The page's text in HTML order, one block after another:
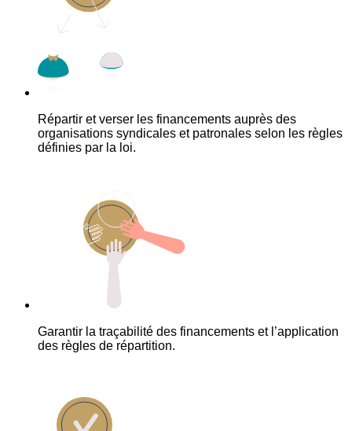
Répartir et verser les financements auprès des
organisations syndicales et patronales selon les règles
définies par la loi.
Garantir la traçabilité des financements et l’application
des règles de répartition.